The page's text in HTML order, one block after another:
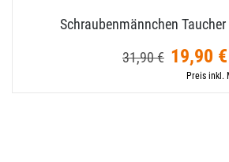
Schraubenmännchen Taucher
31,90 € 19,90 €
Preis inkl.